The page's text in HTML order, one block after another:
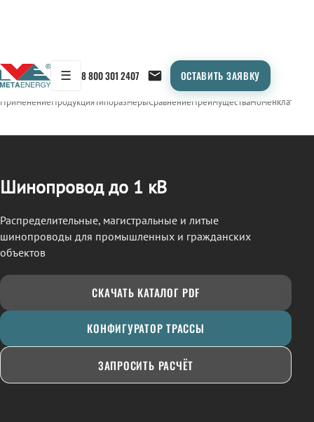
☰ 8 800 301 2407 ОСТАВИТЬ ЗАЯВКУ
← Продукция/ШИНОПРОВОД
ПрименениеПродукцияТипоразмерыСравнениеПреимуществаНоменклатура
Шинопровод до 1 кВ
Распределительные, магистральные и литые
шинопроводы для промышленных и гражданских
объектов
СКАЧАТЬ КАТАЛОГ PDF
КОНФИГУРАТОР ТРАССЫ
ЗАПРОСИТЬ РАСЧЁТ